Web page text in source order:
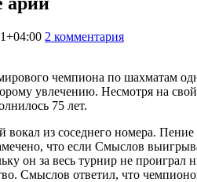
2 комментария
чемпиона по шахматам
увлечению. Несмотря на
75 лет.
из соседнего номера.
что если Смыслов
он за весь турнир не
Смыслов ответил, что